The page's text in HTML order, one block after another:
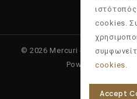
© 2026 Mercuri - Είδη
Powered &
cookies.
cookies.
Accept